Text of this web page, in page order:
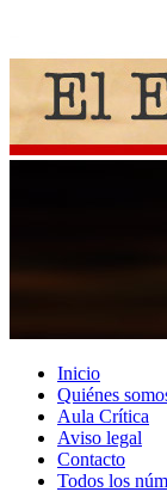
Inicio
Quiénes
Aula Crítica
Aviso legal
Contacto
Todos los